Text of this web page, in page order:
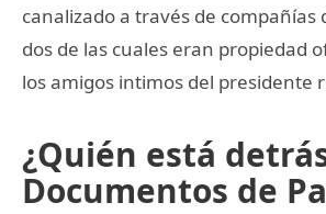
canalizado a través de compañías
dos de las cuales eran propiedad
los amigos intimos del presidente
¿Quién está
Documentos de